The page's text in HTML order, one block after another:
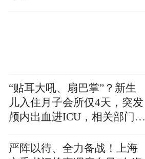
“贴耳大吼、扇巴掌”？新生
儿入住月子会所仅4天，突发
颅内出血进ICU，相关部门已
严阵以待、全力备战！上海